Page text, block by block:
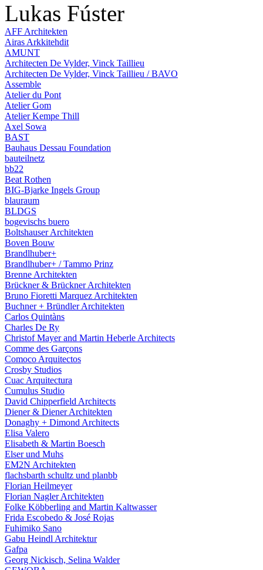
Lukas Fúster
AFF Architekten
Airas Arkkitehdit
AMUNT
Architecten De Vylder, Vinck Taillieu
Architecten De Vylder, Vinck Taillieu / BAVO
Assemble
Atelier du Pont
Atelier Gom
Atelier Kempe Thill
Axel Sowa
BAST
Bauhaus Dessau Foundation
bauteilnetz
bb22
Beat Rothen
BIG-Bjarke Ingels Group
blauraum
BLDGS
bogevischs buero
Boltshauser Architekten
Boven Bouw
Brandlhuber+
Brandlhuber+ / Tammo Prinz
Brenne Architekten
Brückner & Brückner Architekten
Bruno Fioretti Marquez Architekten
Buchner + Bründler Architekten
Carlos Quintàns
Charles De Ry
Christof Mayer and Martin Heberle Architects
Comme des Garçons
Comoco Arquitectos
Crosby Studios
Cuac Arquitectura
Cumulus Studio
David Chipperfield Architects
Diener & Diener Architekten
Donaghy + Dimond Architects
Elisa Valero
Elisabeth & Martin Boesch
Elser und Muhs
EM2N Architekten
flachsbarth schultz und planbb
Florian Heilmeyer
Florian Nagler Architekten
Folke Köbberling and Martin Kaltwasser
Frida Escobedo & José Rojas
Fuhimiko Sano
Gabu Heindl Architektur
Gafpa
Georg Nickisch, Selina Walder